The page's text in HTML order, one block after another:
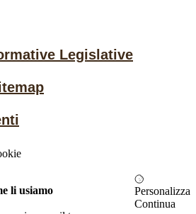
Legislative
li usiamo
Personalizza
Continua